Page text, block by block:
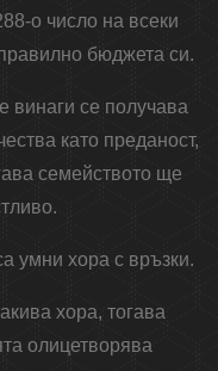
о число на всеки
бюджета си.
винаги се получава
като преданост,
семейството ще
умни хора с връзки.
хора, тогава
олицетворява